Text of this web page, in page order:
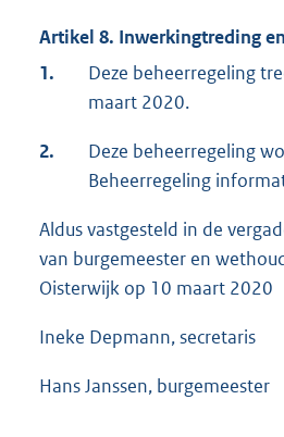
Artikel 8. Inwerkingtreding
1.
Deze beheerregeling
maart 2020.
2.
Deze beheerregeling
Beheerregeling
Aldus vastgesteld in de
van burgemeester en
Oisterwijk op 10 maart 2020
Ineke Depmann, secretaris
Hans Janssen, burgemeester